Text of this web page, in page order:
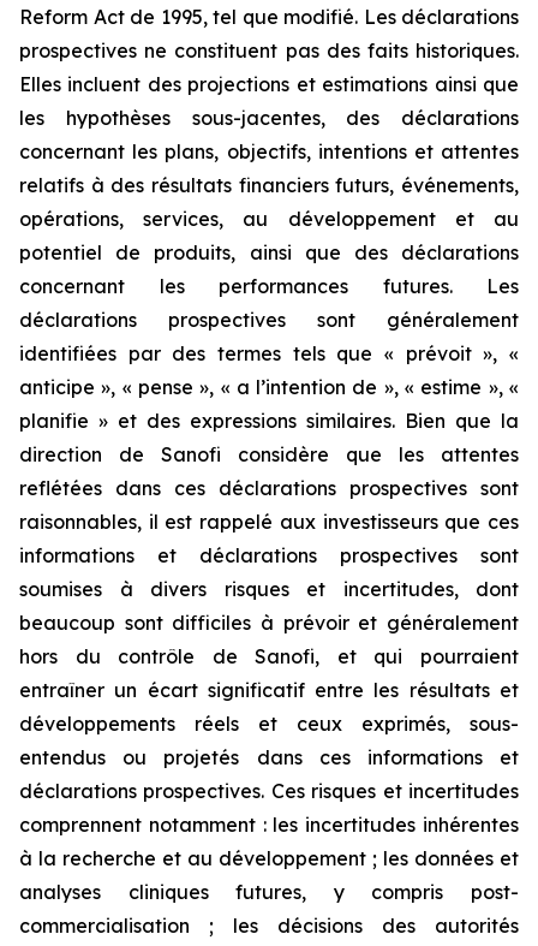
Reform Act de 1995, tel que modifié. Les déclarations
prospectives ne constituent pas des faits historiques.
Elles incluent des projections et estimations ainsi que
les hypothèses sous-jacentes, des déclarations
concernant les plans, objectifs, intentions et attentes
relatifs à des résultats financiers futurs, événements,
opérations, services, au développement et au
potentiel de produits, ainsi que des déclarations
concernant les performances futures. Les
déclarations prospectives sont généralement
identifiées par des termes tels que « prévoit », «
anticipe », « pense », « a l’intention de », « estime », «
planifie » et des expressions similaires. Bien que la
direction de Sanofi considère que les attentes
reflétées dans ces déclarations prospectives sont
raisonnables, il est rappelé aux investisseurs que ces
informations et déclarations prospectives sont
soumises à divers risques et incertitudes, dont
beaucoup sont difficiles à prévoir et généralement
hors du contrôle de Sanofi, et qui pourraient
entraîner un écart significatif entre les résultats et
développements réels et ceux exprimés, sous-
entendus ou projetés dans ces informations et
déclarations prospectives. Ces risques et incertitudes
comprennent notamment : les incertitudes inhérentes
à la recherche et au développement ; les données et
analyses cliniques futures, y compris post-
commercialisation ; les décisions des autorités